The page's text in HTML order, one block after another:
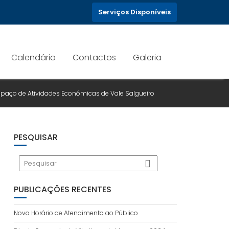
Serviços Disponíveis
Calendário Contactos Galeria
DE EXECUÇÃO DO
de Atividades Económicas de Vale Salgueiro
PESQUISAR
PUBLICAÇÕES RECENTES
Novo Horário de Atendimento ao Público